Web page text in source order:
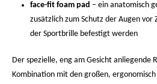
face-fit foam pad – ein anatomisch
zusätzlich zum Schutz der Augen vor
der Sportbrille befestigt werden
Der spezielle, eng am Gesicht anliegende
Kombination mit den großen,